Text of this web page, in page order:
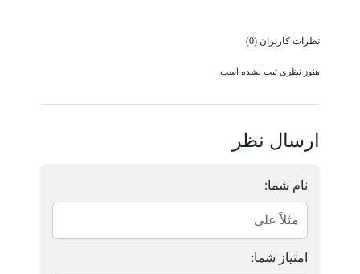
نظرات کاربران (0)
هنوز نظری ثبت نشده است.
ارسال نظر
نام شما:
امتیاز شما: